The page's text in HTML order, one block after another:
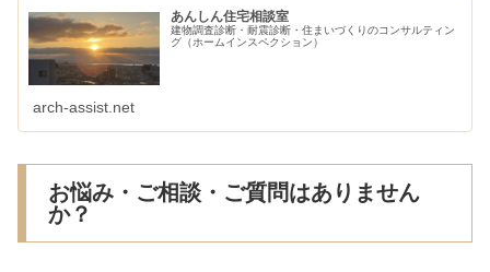
あんしん住宅相談室
建物調査診断・耐震診断・住まいづくりのコンサルティン
グ（ホームインスペクション）
arch-assist.net
お悩み・ご相談・ご質問はありません
か？